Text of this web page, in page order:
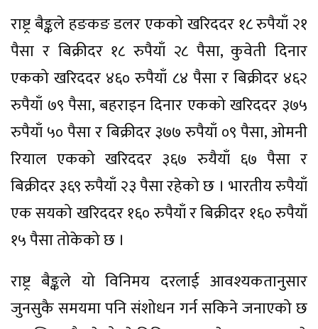
राष्ट्र बैङ्कले हङकङ डलर एकको खरिददर १८ रुपैयाँ २१
पैसा र बिक्रीदर १८ रुपैयाँ २८ पैसा, कुवेती दिनार
एकको खरिददर ४६० रुपैयाँ ८४ पैसा र बिक्रीदर ४६२
रुपैयाँ ७९ पैसा, बहराइन दिनार एकको खरिददर ३७५
रुपैयाँ ५० पैसा र बिक्रीदर ३७७ रुपैयाँ ०९ पैसा, ओमनी
रियाल एकको खरिददर ३६७ रुयैयाँ ६७ पैसा र
बिक्रीदर ३६९ रुपैयाँ २३ पैसा रहेको छ । भारतीय रुपैयाँ
एक सयको खरिददर १६० रुपैयाँ र बिक्रीदर १६० रुपैयाँ
१५ पैसा तोकेको छ ।
राष्ट्र बैङ्कले यो विनिमय दरलाई आवश्यकतानुसार
जुनसुकै समयमा पनि संशोधन गर्न सकिने जनाएको छ